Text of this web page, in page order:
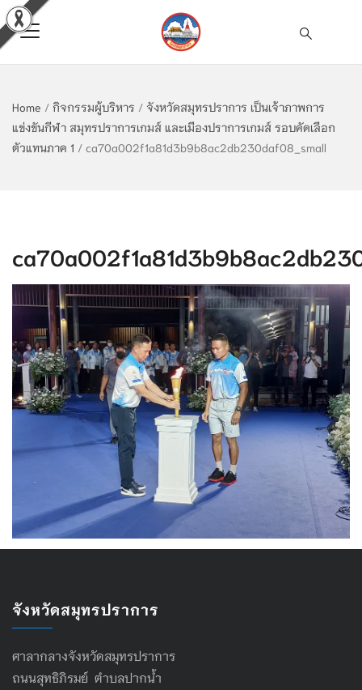
Home / กิจกรรมผู้บริหาร / จังหวัดสมุทรปราการ เป็นเจ้าภาพการ
แข่งขันกีฬา สมุทรปราการเกมส์ และเมืองปราการเกมส์ รอบคัดเลือก
ตัวแทนภาค 1 / ca70a002f1a81d3b9b8ac2db230daf08_small
จังหวัดสมุทรปราการ
ศาลากลางจังหวัดสมุทรปราการ
ถนนสุทธิภิรมย์ ตำบลปากน้ำ